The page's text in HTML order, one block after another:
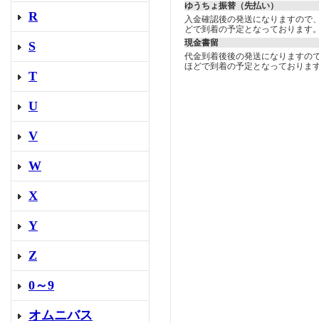
R
S
T
U
V
W
X
Y
Z
0～9
オムニバス
ゆうちょ振替（先払い）
入金確認後の発送になりますので
どで到着の予定となっております
現金書留
代金到着後後の発送になりますの
ほどで到着の予定となっておりま